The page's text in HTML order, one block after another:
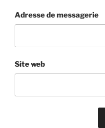
Adresse de messagerie
Site web